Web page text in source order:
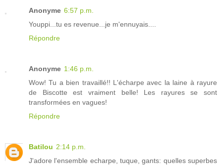
Anonyme 6:57 p.m.
Youppi...tu es revenue...je m'ennuyais....
Répondre
Anonyme 1:46 p.m.
Wow! Tu a bien travaillé!! L'écharpe avec la laine à rayure
de Biscotte est vraiment belle! Les rayures se sont
transformées en vagues!
Répondre
Batilou 2:14 p.m.
J'adore l'ensemble echarpe, tuque, gants: quelles superbes